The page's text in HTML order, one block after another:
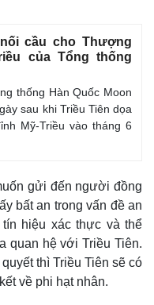
cầu cho Thượng
của Tổng thống
thống Hàn Quốc Moon
sau khi Triều Tiên dọa
Mỹ-Triều vào tháng 6
gửi đến người đồng
bất an trong vấn đề an
hiệu xác thực và thể
quan hệ với Triều Tiên.
thì Triều Tiên sẽ có
về phi hạt nhân.